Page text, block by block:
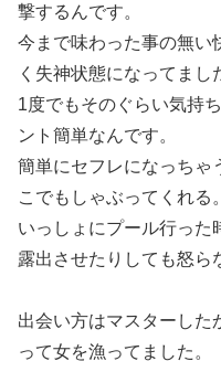
撃するんです。
今まで味わった事の無い
く失神状態になってまし
1度でもそのぐらい気持
ント簡単なんです。
簡単にセフレになっちゃ
こでもしゃぶってくれる。
いっしょにプール行った
露出させたりしても怒ら
出会い方はマスターした
って女を漁ってました。